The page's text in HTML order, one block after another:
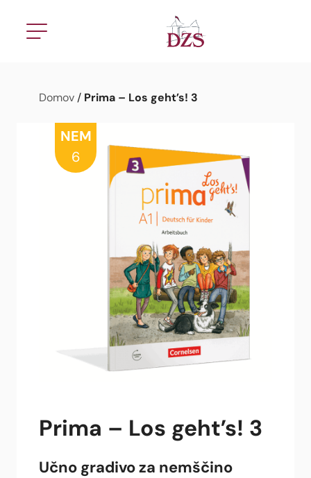
Domov / Prima – Los geht’s! 3
NEM
6
Prima – Los geht’s! 3
Učno gradivo za nemščino